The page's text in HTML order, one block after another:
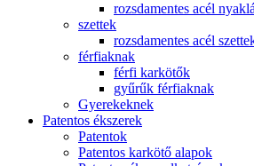
rozsdamentes acél
szettek
rozsdamentes acél
férfiaknak
férfi karkötők
gyűrűk férfiaknak
Gyerekeknek
Patentos ékszerek
Patentok
Patentos karkötő alapok